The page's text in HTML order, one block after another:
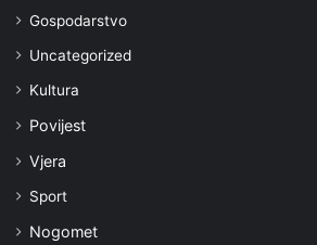
Gospodarstvo
Uncategorized
Kultura
Povijest
Vjera
Sport
Nogomet